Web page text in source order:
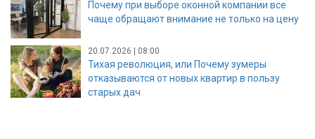
Почему при выборе оконной компании все
чаще обращают внимание не только на цену
20.07.2026 | 08:00
Тихая революция, или Почему зумеры
отказываются от новых квартир в пользу
старых дач